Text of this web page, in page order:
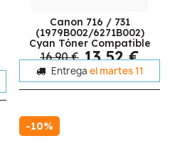
Canon 716 / 731
(1979B002/6271B002)
Cyan Tóner Compatible
16,90 € 13,52 €
Entrega el martes 11
-10%